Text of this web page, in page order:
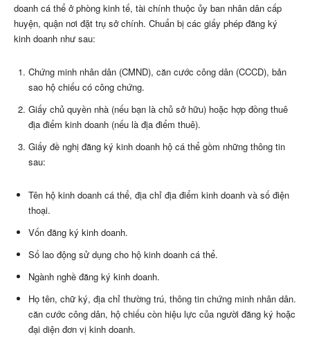
doanh cá thể ở phòng kinh tế, tài chính thuộc ủy ban nhân dân cấp
huyện, quận nơi đặt trụ sở chính. Chuẩn bị các giấy phép đăng ký
kinh doanh như sau:
Chứng minh nhân dân (CMND), căn cước công dân (CCCD), bản
sao hộ chiếu có công chứng.
Giấy chủ quyền nhà (nếu bạn là chủ sở hữu) hoặc hợp đồng thuê
địa điểm kinh doanh (nếu là địa điểm thuê).
Giấy đề nghị đăng ký kinh doanh hộ cá thể gồm những thông tin
sau:
Tên hộ kinh doanh cá thể, địa chỉ địa điểm kinh doanh và số điện
thoại.
Vốn đăng ký kinh doanh.
Số lao động sử dụng cho hộ kinh doanh cá thể.
Ngành nghề đăng ký kinh doanh.
Họ tên, chữ ký, địa chỉ thường trú, thông tin chứng minh nhân dân.
căn cước công dân, hộ chiếu còn hiệu lực của người đăng ký hoặc
đại diện đơn vị kinh doanh.